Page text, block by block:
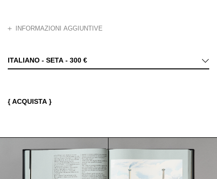
INFORMAZIONI AGGIUNTIVE
Per oltre un secolo le principali città del mondo esibirono fantastiche
ITALIANO - SETA - 300 €
{ ACQUISTA }